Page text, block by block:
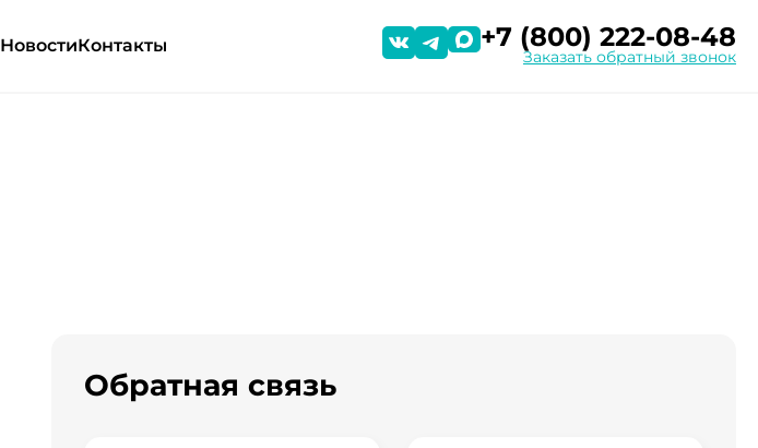
НовостиКонтакты +7 (800) 222-08-48
Заказать обратный звонок
Обратная связь